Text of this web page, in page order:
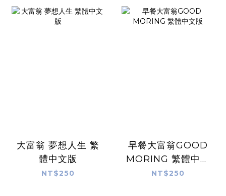
大富翁 夢想人生 繁
體中文版
NT$250
早餐大富翁GOOD
MORING 繁體中文
版
NT$250